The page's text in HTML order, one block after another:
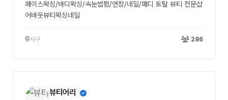
페이스왁싱/바디왁싱/속눈썹펌/연장/네일/패디 토탈 뷰티 전문샵
어바웃뷰티왁싱네일
서구 286
뷰티어리